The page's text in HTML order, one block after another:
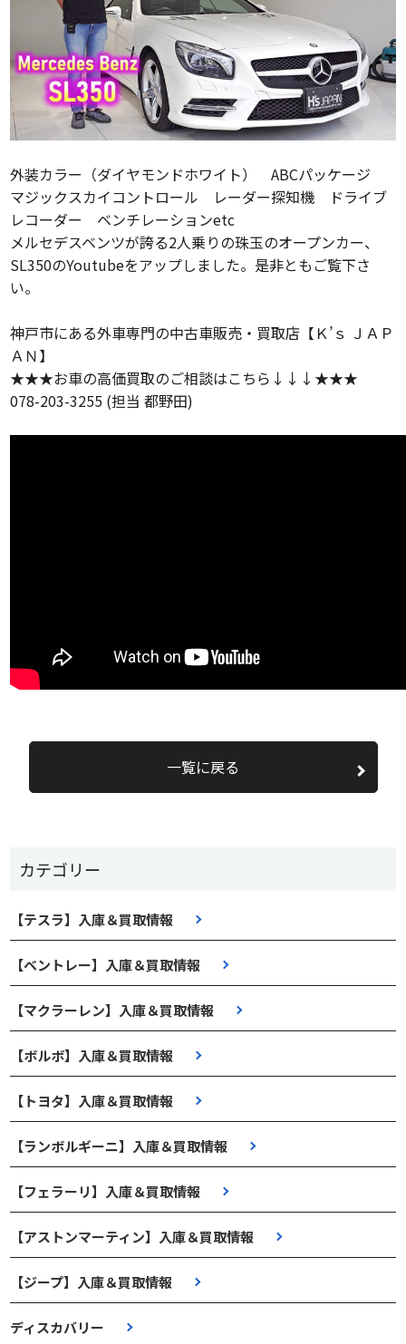
カテゴリー
【テスラ】入庫＆買取情報
【ベントレー】入庫＆買取情報
【マクラーレン】入庫＆買取情報
【ボルボ】入庫＆買取情報
【トヨタ】入庫＆買取情報
【ランボルギーニ】入庫＆買取情報
【フェラーリ】入庫＆買取情報
【アストンマーティン】入庫＆買取情報
【ジープ】入庫＆買取情報
ディスカバリー
外装カラー（ダイヤモンドホワイト） ABCパッケージ
マジックスカイコントロール レーダー探知機 ドライブ
レコーダー ベンチレーションetc
メルセデスベンツが誇る2人乗りの珠玉のオープンカー、
SL350のYoutubeをアップしました。是非ともご覧下さ
い。
神戸市にある外車専門の中古車販売・買取店【Ｋ’ｓ ＪＡＰ
ＡＮ】
★★★お車の高価買取のご相談はこちら↓↓↓★★★
078-203-3255 (担当 都野田)
一覧に戻る